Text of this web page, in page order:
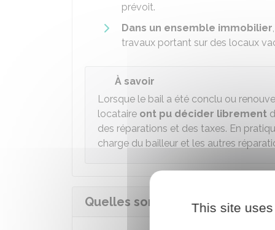
prévoit.
Dans un ensemble immobilier
travaux portant sur des locaux
À savoir
Lorsque le bail a été conclu ou
locataire ont pu décider librement
des réparations et des taxes. En
charge du bailleur et les autres
Quelles sont les charges à
This site